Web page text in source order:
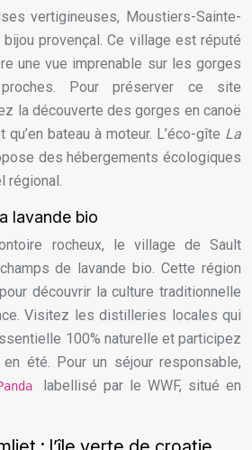
vertigineuses, Moustiers-Sainte-
provençal. Ce village est réputé
une vue imprenable sur les gorges
Pour préserver ce site
la découverte des gorges en canoë
bateau à moteur. L’éco-gîte La
des hébergements écologiques
régional.
lavande bio
rocheux, le village de Sault
de lavande bio. Cette région
découvrir la culture traditionnelle
Visitez les distilleries locales qui
100% naturelle et participez
été. Pour un séjour responsable,
labellisé par le WWF, situé en